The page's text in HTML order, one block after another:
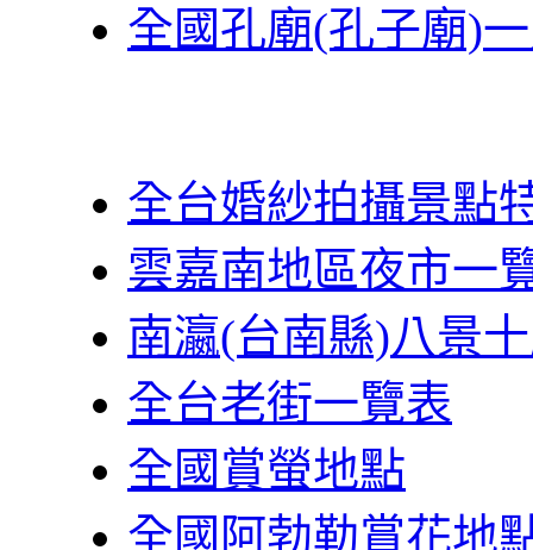
全國孔廟(孔子廟)
全台婚紗拍攝景點
雲嘉南地區夜市一
南瀛(台南縣)八景
全台老街一覽表
全國賞螢地點
全國阿勃勒賞花地